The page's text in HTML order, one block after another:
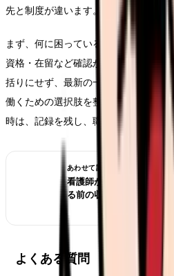
先と制度が違います。
まず、何に困っているのかを分け、変
資格・在留など確認が必要なことを
括りにせず、最新の一次情報を確認し
働くための選択肢を整理してください
時は、記録を残し、職場内外の相談先
あわせて読みたい
看護師が夜勤なしにする
る前の収入チェック
よくある質問